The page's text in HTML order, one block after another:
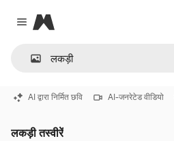
Close menu
Magnific
AI द्वारा निर्मित छवि AI-जनरेटेड वीडियो
लकड़ी तस्वीरें